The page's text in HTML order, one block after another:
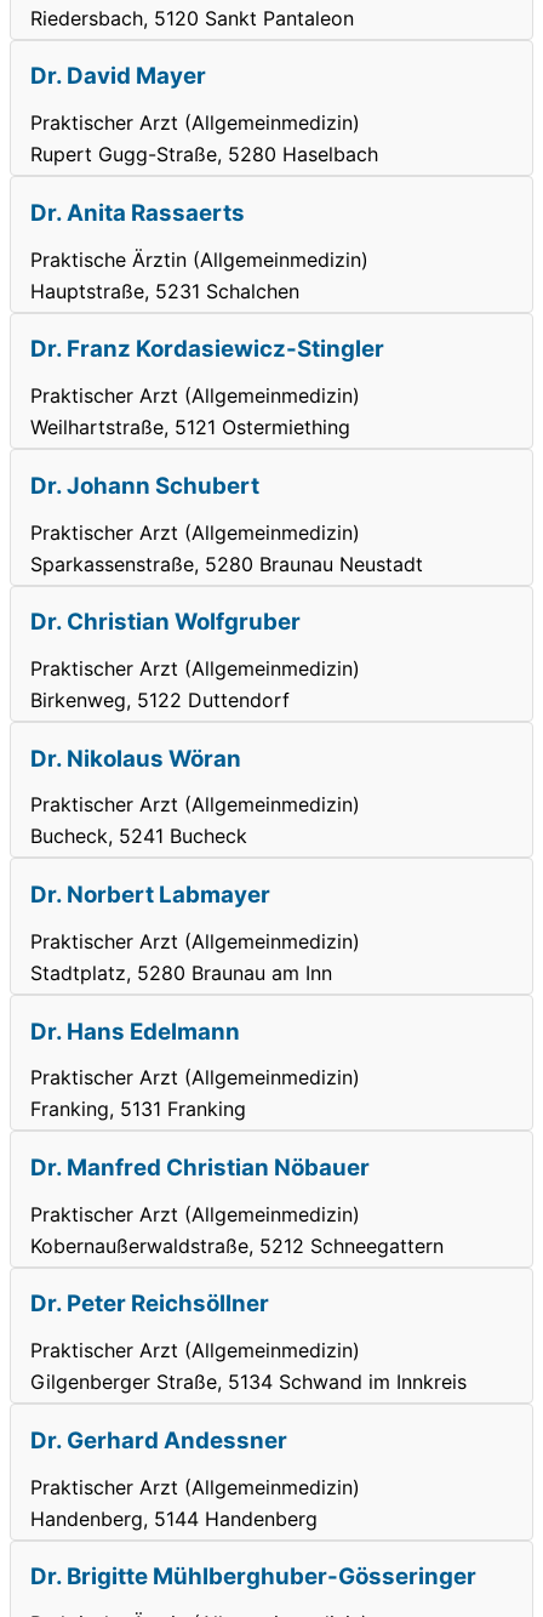
Riedersbach, 5120 Sankt Pantaleon
Dr. David Mayer
Praktischer Arzt (Allgemeinmedizin)
Rupert Gugg-Straße, 5280 Haselbach
Dr. Anita Rassaerts
Praktische Ärztin (Allgemeinmedizin)
Hauptstraße, 5231 Schalchen
Dr. Franz Kordasiewicz-Stingler
Praktischer Arzt (Allgemeinmedizin)
Weilhartstraße, 5121 Ostermiething
Dr. Johann Schubert
Praktischer Arzt (Allgemeinmedizin)
Sparkassenstraße, 5280 Braunau Neustadt
Dr. Christian Wolfgruber
Praktischer Arzt (Allgemeinmedizin)
Birkenweg, 5122 Duttendorf
Dr. Nikolaus Wöran
Praktischer Arzt (Allgemeinmedizin)
Bucheck, 5241 Bucheck
Dr. Norbert Labmayer
Praktischer Arzt (Allgemeinmedizin)
Stadtplatz, 5280 Braunau am Inn
Dr. Hans Edelmann
Praktischer Arzt (Allgemeinmedizin)
Franking, 5131 Franking
Dr. Manfred Christian Nöbauer
Praktischer Arzt (Allgemeinmedizin)
Kobernaußerwaldstraße, 5212 Schneegattern
Dr. Peter Reichsöllner
Praktischer Arzt (Allgemeinmedizin)
Gilgenberger Straße, 5134 Schwand im Innkreis
Dr. Gerhard Andessner
Praktischer Arzt (Allgemeinmedizin)
Handenberg, 5144 Handenberg
Dr. Brigitte Mühlberghuber-Gösseringer